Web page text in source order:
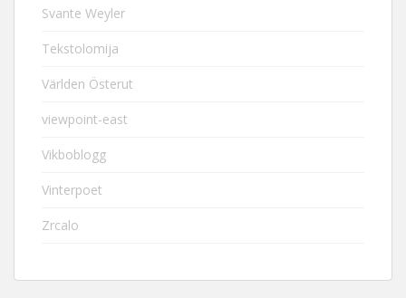
Svante Weyler
Tekstolomija
Världen Österut
viewpoint-east
Vikboblogg
Vinterpoet
Zrcalo